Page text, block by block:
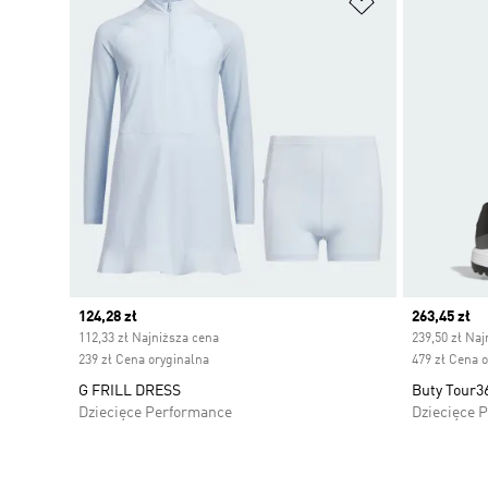
Current price
124,28 zł
112,33 zł Najniższa cena
239 zł Cena oryginalna
G FRILL DRESS
Dziecięce Performance
Current
263,45 zł
239,50 zł
479 zł Cena
Buty
Dziecięce